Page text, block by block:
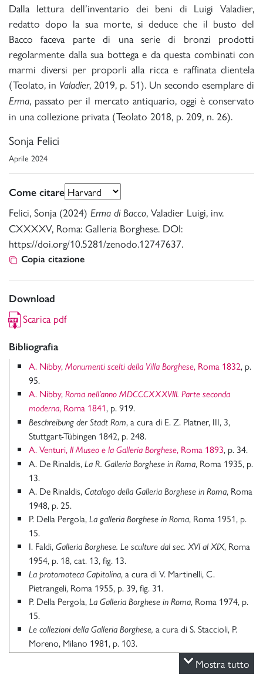
Dalla lettura dell’inventario dei beni di Luigi Valadier,
redatto dopo la sua morte, si deduce che il busto del
Bacco faceva parte di una serie di bronzi prodotti
regolarmente dalla sua bottega e da questa combinati con
marmi diversi per proporli alla ricca e raffinata clientela
(Teolato, in Valadier, 2019, p. 51). Un secondo esemplare di
Erma, passato per il mercato antiquario, oggi è conservato
in una collezione privata (Teolato 2018, p. 209, n. 26).
Sonja Felici
Aprile 2024
Come citare
Felici, Sonja (2024) Erma di Bacco, Valadier Luigi, inv.
CXXXXV, Roma: Galleria Borghese. DOI:
https://doi.org/10.5281/zenodo.12747637.
Copia citazione
Download
Scarica pdf
Bibliografia
A. Nibby, Monumenti scelti della Villa Borghese, Roma 1832, p.
95.
A. Nibby, Roma nell’anno MDCCCXXXVIII. Parte seconda
moderna, Roma 1841, p. 919.
Beschreibung der Stadt Rom, a cura di E. Z. Platner, III, 3,
Stuttgart-Tübingen 1842, p. 248.
A. Venturi, Il Museo e la Galleria Borghese, Roma 1893, p. 34.
A. De Rinaldis, La R. Galleria Borghese in Roma, Roma 1935, p.
13.
A. De Rinaldis, Catalogo della Galleria Borghese in Roma, Roma
1948, p. 25.
P. Della Pergola, La galleria Borghese in Roma, Roma 1951, p.
15.
I. Faldi, Galleria Borghese. Le sculture dal sec. XVI al XIX, Roma
1954, p. 18, cat. 13, fig. 13.
La protomoteca Capitolina, a cura di V. Martinelli, C.
Pietrangeli, Roma 1955, p. 39, fig. 31.
P. Della Pergola, La Galleria Borghese in Roma, Roma 1974, p.
15.
Le collezioni della Galleria Borghese, a cura di S. Staccioli, P.
Moreno, Milano 1981, p. 103.
A. González-Palacios, Valadier a Palazzo Borghese , in
“Antologia di Belle Arti”, XLIII-XLVII, 1993, pp. 34-51.
Mostra tutto